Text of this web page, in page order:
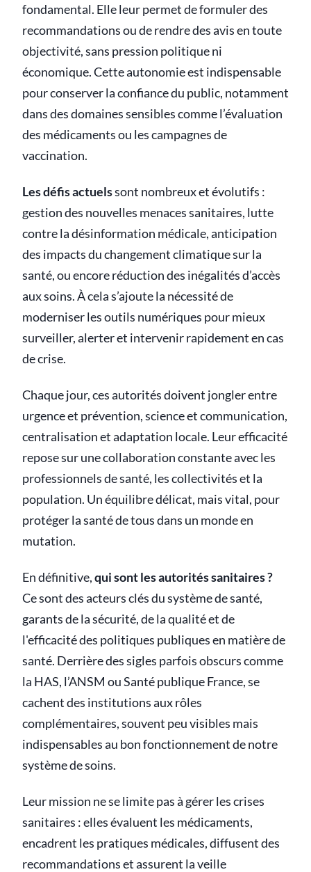
fondamental. Elle leur permet de formuler des
recommandations ou de rendre des avis en toute
objectivité, sans pression politique ni
économique. Cette autonomie est indispensable
pour conserver la confiance du public, notamment
dans des domaines sensibles comme l’évaluation
des médicaments ou les campagnes de
vaccination.
Les défis actuelssont nombreux et évolutifs :
gestion des nouvelles menaces sanitaires, lutte
contre la désinformation médicale, anticipation
des impacts du changement climatique sur la
santé, ou encore réduction des inégalités d’accès
aux soins. À cela s’ajoute la nécessité de
moderniser les outils numériques pour mieux
surveiller, alerter et intervenir rapidement en cas
de crise.
Chaque jour, ces autorités doivent jongler entre
urgence et prévention, science et communication,
centralisation et adaptation locale. Leur efficacité
repose sur une collaboration constante avec les
professionnels de santé, les collectivités et la
population. Un équilibre délicat, mais vital, pour
protéger la santé de tous dans un monde en
mutation.
En définitive,qui sont les autorités sanitaires ?
Ce sont des acteurs clés du système de santé,
garants de la sécurité, de la qualité et de
l'efficacité des politiques publiques en matière de
santé. Derrière des sigles parfois obscurs comme
la HAS, l’ANSM ou Santé publique France, se
cachent des institutions aux rôles
complémentaires, souvent peu visibles mais
indispensables au bon fonctionnement de notre
système de soins.
Leur mission ne se limite pas à gérer les crises
sanitaires : elles évaluent les médicaments,
encadrent les pratiques médicales, diffusent des
recommandations et assurent la veille